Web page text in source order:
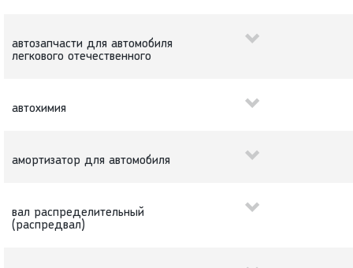
автозапчасти для автомобиля
легкового отечественного
автохимия
амортизатор для автомобиля
вал распределительный
(распредвал)